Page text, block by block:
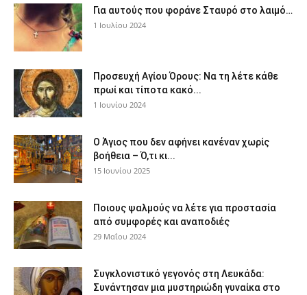
Για αυτούς που φοράνε Σταυρό στο λαιμό…
1 Ιουλίου 2024
Προσευχή Αγίου Όρους: Να τη λέτε κάθε
πρωί και τίποτα κακό...
1 Ιουνίου 2024
Ο Άγιος που δεν αφήνει κανέναν χωρίς
βοήθεια – Ό,τι κι...
15 Ιουνίου 2025
Ποιους ψαλμούς να λέτε για προστασία
από συμφορές και αναποδιές
29 Μαΐου 2024
Συγκλονιστικό γεγονός στη Λευκάδα:
Συνάντησαν μια μυστηριώδη γυναίκα στο